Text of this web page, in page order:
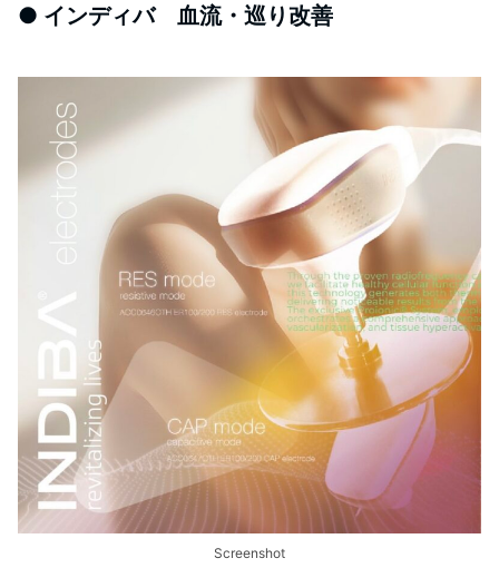
● インディバ 血流・巡り改善
Screenshot